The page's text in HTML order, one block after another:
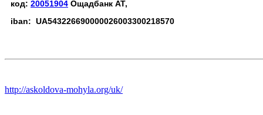
код: 20051904 Ощадбанк АТ,
iban: UA543226690000026003300218570
http://askoldova-mohyla.org/uk/